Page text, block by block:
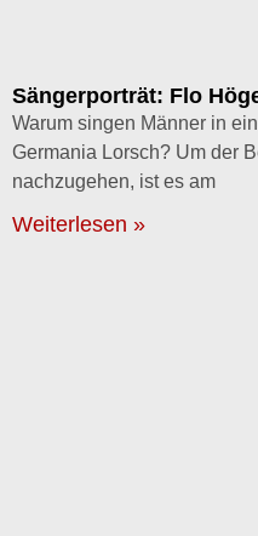
Sängerporträt: Flo
Warum singen Männer in
Germania Lorsch? Um der
nachzugehen, ist es am
Weiterlesen »